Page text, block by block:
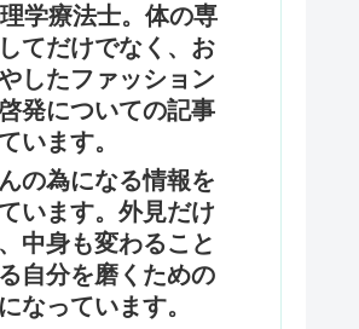
学療法士。体の専
てだけでなく、お
したファッション
発についての記事
います。
の為になる情報を
います。外見だけ
中身も変わること
自分を磨くための
なっています。